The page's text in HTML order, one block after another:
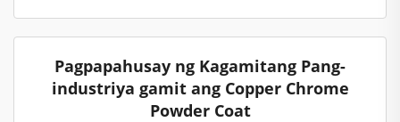
Pagpapahusay ng Kagamitang Pang-
industriya gamit ang Copper Chrome
Powder Coat